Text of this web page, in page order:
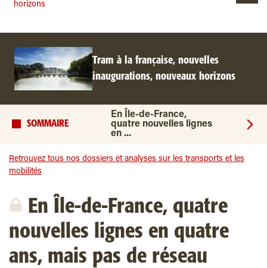
horizons
Tram à la française, nouvelles
inaugurations, nouveaux horizons
SOMMAIRE
En Île-de-France,
quatre nouvelles lignes
en ...
Retrouvez tous nos dossiers et analyses sur les transports et les
mobilités
En Île-de-France, quatre
nouvelles lignes en quatre
ans, mais pas de réseau